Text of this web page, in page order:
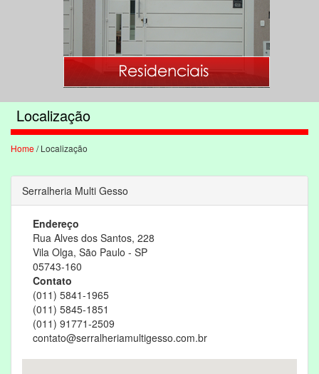
Localização
Home/ Localização
Serralheria Multi Gesso
Endereço
Rua Alves dos Santos, 228
Vila Olga, São Paulo - SP
05743-160
Contato
(011) 5841-1965
(011) 5845-1851
(011) 91771-2509
contato@serralheriamultigesso.com.br